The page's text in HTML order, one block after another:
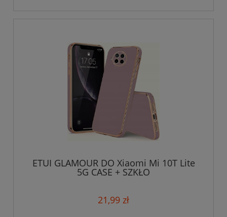
ETUI GLAMOUR DO Xiaomi Mi 10T Lite
5G CASE + SZKŁO
21,99 zł